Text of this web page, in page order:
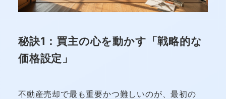
秘訣1：買主の心を動かす「戦略的な
価格設定」
不動産売却で最も重要かつ難しいのが、最初の